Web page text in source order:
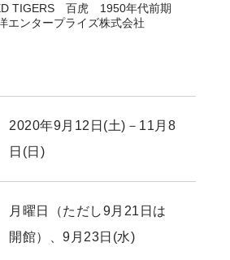
TIGERS 百虎 1950年代前期
エンタープライズ株式会社
2020年9月12日(土)－11月8
日(日)
月曜日（ただし9月21日は
開館）、9月23日(水)